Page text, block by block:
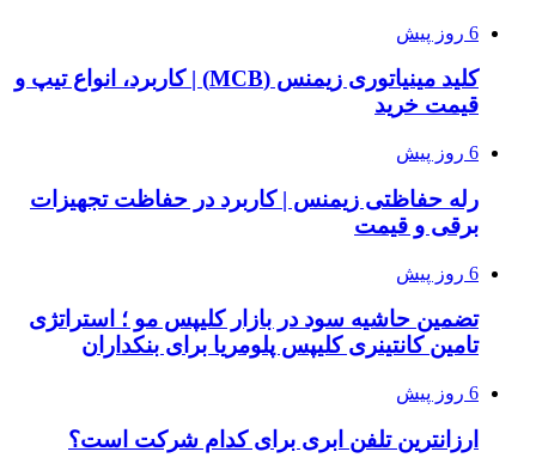
6 روز پیش
کلید مینیاتوری زیمنس (MCB) | کاربرد، انواع تیپ و
قیمت خرید
6 روز پیش
رله حفاظتی زیمنس | کاربرد در حفاظت تجهیزات
برقی و قیمت
6 روز پیش
تضمین حاشیه سود در بازار کلیپس مو ؛ استراتژی
تامین کانتینری کلیپس پلومریا برای بنکداران
6 روز پیش
ارزانترین تلفن ابری برای کدام شرکت است؟